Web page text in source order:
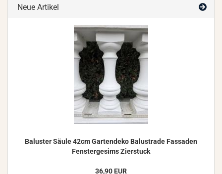
Neue Artikel
Ba­lus­ter Säule 42cm Gar­ten­de­ko Ba­lus­tra­de Fas­sa­den
Fens­ter­ge­sims Zier­stuck
36,90 EUR